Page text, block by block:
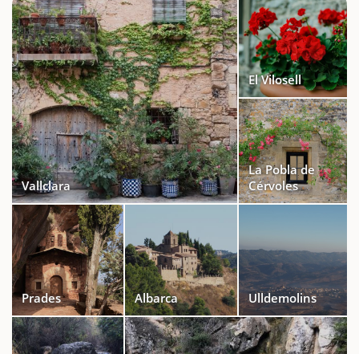
Vallclara
El Vilosell
La Pobla de
Cérvoles
Prades Albarca Ulldemolins